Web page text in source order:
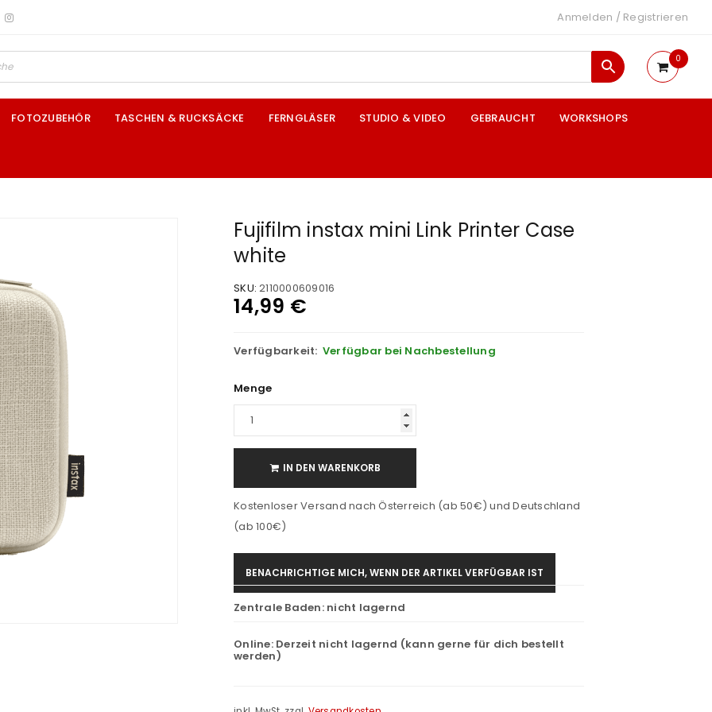
Anmelden / Registrieren
0
FOTOZUBEHÖR TASCHEN & RUCKSÄCKE FERNGLÄSER STUDIO & VIDEO GEBRAUCHT WORKSHOPS
Fujifilm instax mini Link Printer Case
white
SKU: 2110000609016
14,99 €
Verfügbarkeit: Verfügbar bei Nachbestellung
Menge
IN DEN WARENKORB
Kostenloser Versand nach Österreich (ab 50€) und Deutschland
(ab 100€)
BENACHRICHTIGE MICH, WENN DER ARTIKEL VERFÜGBAR IST
Zentrale Baden: nicht lagernd
Online: Derzeit nicht lagernd (kann gerne für dich bestellt
werden)